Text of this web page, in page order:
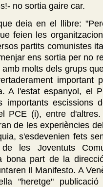
no sortia gaire car.
deia en el llibre:
feien les
partits comunistes
ens sortia per no
molts dels grups
important
A l'estat espanyol, el
importants escissions
PCE (i), entre
de les experiències
s'esdevenien fets
les Joventuts
bona part de la
Il Manifesto. A
"heretge"